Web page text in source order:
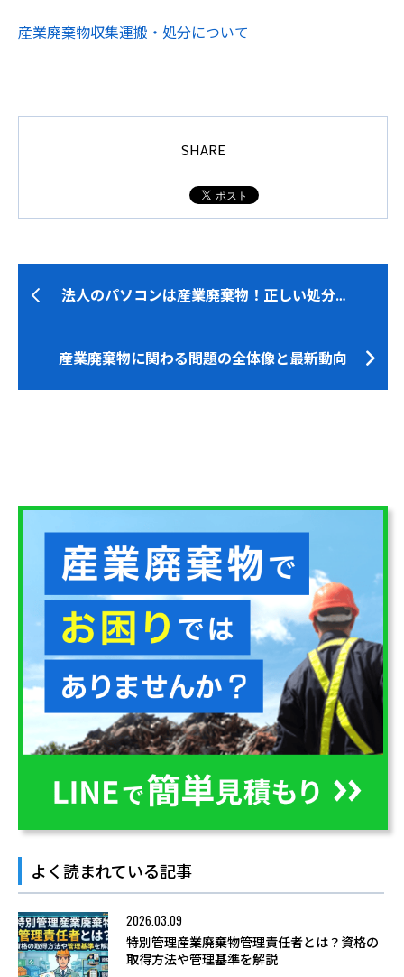
産業廃棄物収集運搬・処分について
SHARE
法人のパソコンは産業廃棄物！正しい処分…
産業廃棄物に関わる問題の全体像と最新動向
よく読まれている記事
2026.03.09
特別管理産業廃棄物管理責任者とは？資格の
取得方法や管理基準を解説